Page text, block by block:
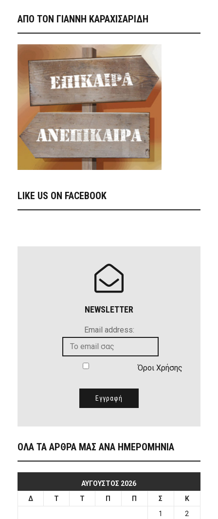
ΑΠΟ ΤΟΝ ΓΙΑΝΝΗ ΚΑΡΑΧΙΣΑΡΙΔΗ
LIKE US ON FACEBOOK
NEWSLETTER
Email address:
Όροι Χρήσης
ΟΛΑ ΤΑ ΑΡΘΡΑ ΜΑΣ ΑΝΑ ΗΜΕΡΟΜΗΝΙΑ
ΑΎΓΟΥΣΤΟΣ 2026
Δ
Τ Τ Π Π Σ
Κ
1
2